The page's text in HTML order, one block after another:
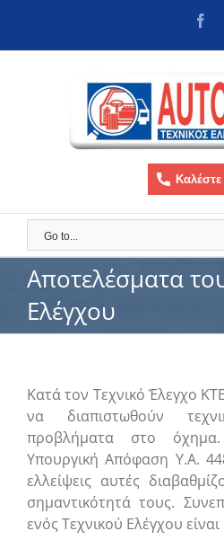
content
Go to...
Αποτελέσματα
Ελέγχου
Κατά τον Τεχνικό Έλεγχο
να διαπιστωθούν
προβλήματα στο
Υπουργική Απόφαση Υ.Α.
ελλείψεις αυτές
σημαντικότητά τους.
ενός Τεχνικού Ελέγχου